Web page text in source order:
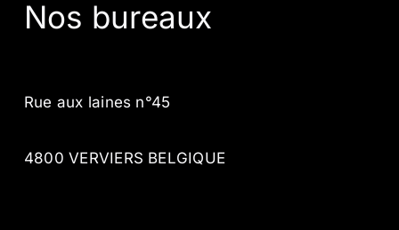
Nos bureaux
Rue aux laines n°45
4800 VERVIERS BELGIQUE